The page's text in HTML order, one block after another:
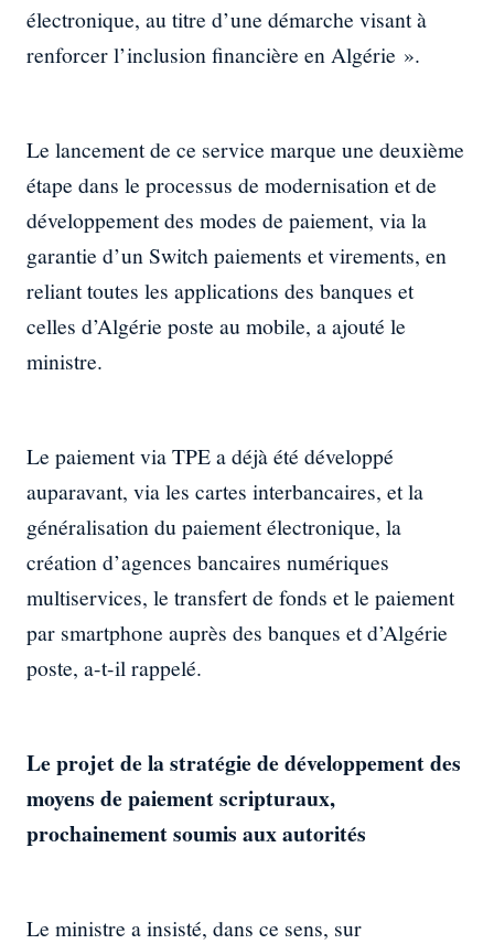
électronique, au titre d’une démarche visant à
renforcer l’inclusion financière en Algérie ».
Le lancement de ce service marque une deuxième
étape dans le processus de modernisation et de
développement des modes de paiement, via la
garantie d’un Switch paiements et virements, en
reliant toutes les applications des banques et
celles d’Algérie poste au mobile, a ajouté le
ministre.
Le paiement via TPE a déjà été développé
auparavant, via les cartes interbancaires, et la
généralisation du paiement électronique, la
création d’agences bancaires numériques
multiservices, le transfert de fonds et le paiement
par smartphone auprès des banques et d’Algérie
poste, a-t-il rappelé.
Le projet de la stratégie de développement des
moyens de paiement scripturaux,
prochainement soumis aux autorités
Le ministre a insisté, dans ce sens, sur